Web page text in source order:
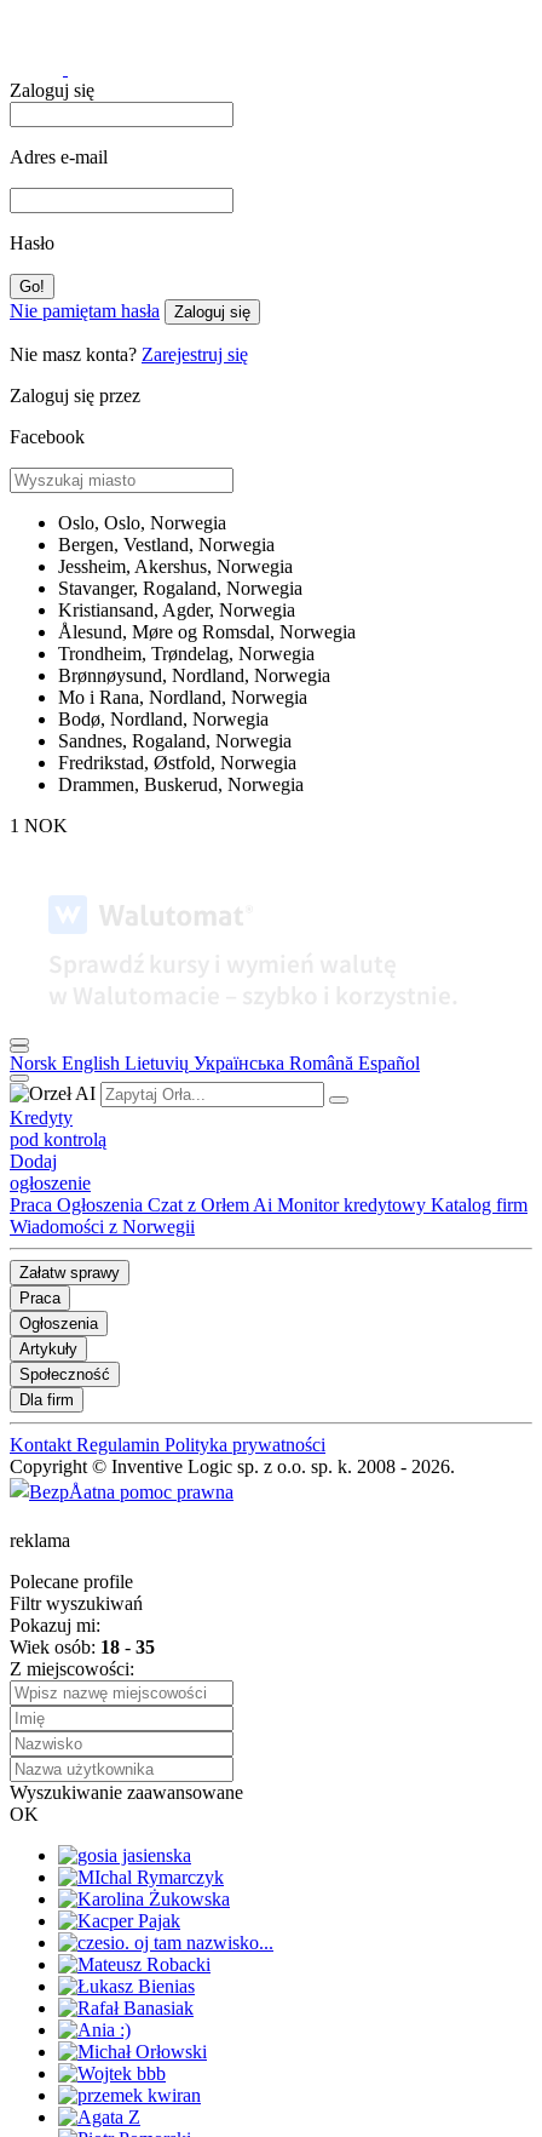
Zaloguj się
Adres e-mail
Hasło
Nie pamiętam hasła Zaloguj się
Nie masz konta? Zarejestruj się
Zaloguj się przez
Facebook
Oslo, Oslo, Norwegia
Bergen, Vestland, Norwegia
Jessheim, Akershus, Norwegia
Stavanger, Rogaland, Norwegia
Kristiansand, Agder, Norwegia
Ålesund, Møre og Romsdal, Norwegia
Trondheim, Trøndelag, Norwegia
Brønnøysund, Nordland, Norwegia
Mo i Rana, Nordland, Norwegia
Bodø, Nordland, Norwegia
Sandnes, Rogaland, Norwegia
Fredrikstad, Østfold, Norwegia
Drammen, Buskerud, Norwegia
1 NOK
Norsk English Lietuvių Українська Română Español
Kredyty
pod kontrolą
Dodaj
ogłoszenie
Praca Ogłoszenia Czat z Orłem Ai Monitor kredytowy Katalog firm
Wiadomości z Norwegii
Załatw sprawy
Praca
Ogłoszenia
Artykuły
Społeczność
Dla firm
Kontakt Regulamin Polityka prywatności
Copyright © Inventive Logic sp. z o.o. sp. k. 2008 - 2026.
reklama
Polecane profile
Filtr wyszukiwań
Pokazuj mi:
Wiek osób: 18 - 35
Z miejscowości:
Wyszukiwanie zaawansowane
OK